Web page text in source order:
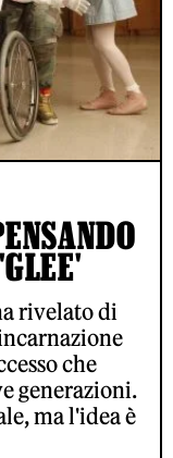
rivelato di
che
generazioni.
ma l'idea è